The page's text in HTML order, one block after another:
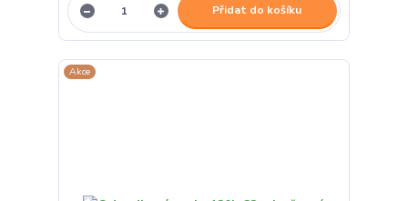
Přidat do košíku
Akce